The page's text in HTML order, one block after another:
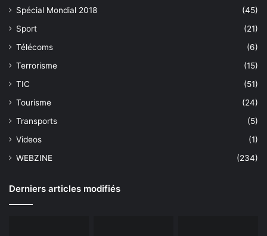
Spécial Mondial 2018
(45)
Sport
(21)
Télécoms
(6)
Terrorisme
(15)
TIC
(51)
Tourisme
(24)
Transports
(5)
Videos
(1)
WEBZINE
(234)
Derniers articles modifiés